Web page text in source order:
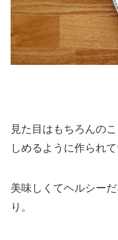
見た目はもちろんの
しめるように作られて
美味しくてヘルシー
り。